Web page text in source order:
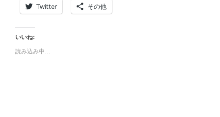
Twitter その他
いいね:
読み込み中…